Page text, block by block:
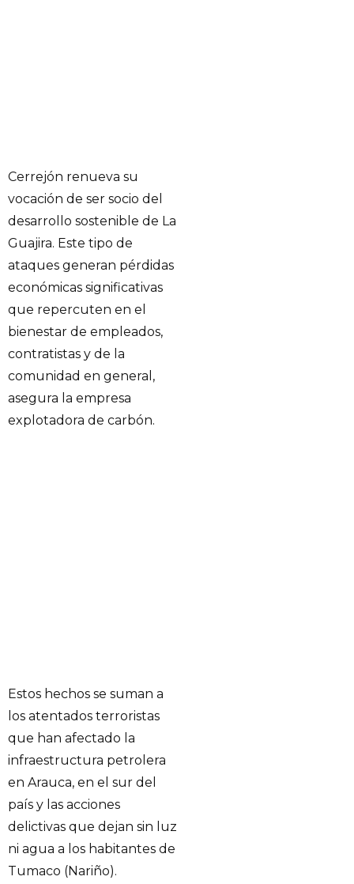
Cerrejón renueva su
vocación de ser socio del
desarrollo sostenible de La
Guajira. Este tipo de
ataques generan pérdidas
económicas significativas
que repercuten en el
bienestar de empleados,
contratistas y de la
comunidad en general,
asegura la empresa
explotadora de carbón.
Estos hechos se suman a
los atentados terroristas
que han afectado la
infraestructura petrolera
en Arauca, en el sur del
país y las acciones
delictivas que dejan sin luz
ni agua a los habitantes de
Tumaco (Nariño).